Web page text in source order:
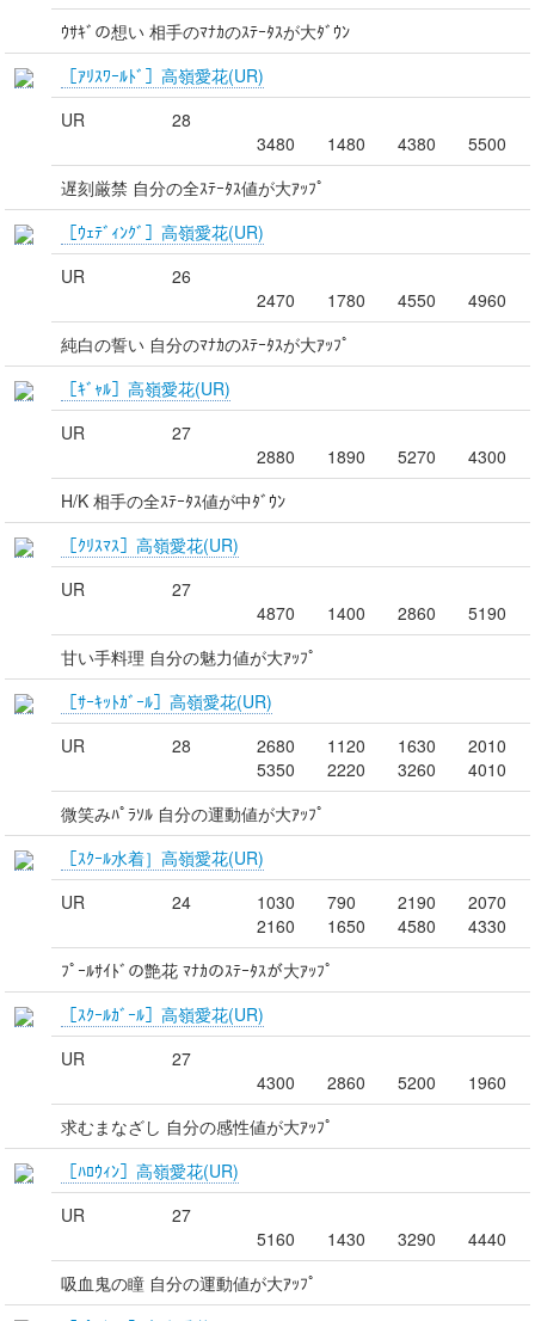
ｳｻｷﾞの想い 相手のﾏﾅｶのｽﾃｰﾀｽが大ﾀﾞｳﾝ
［ｱﾘｽﾜｰﾙﾄﾞ］高嶺愛花(UR)
UR
28
3480
1480 4380
5500
遅刻厳禁 自分の全ｽﾃｰﾀｽ値が大ｱｯﾌﾟ
［ｳｪﾃﾞｨﾝｸﾞ］高嶺愛花(UR)
UR
26
2470
1780 4550
4960
純白の誓い 自分のﾏﾅｶのｽﾃｰﾀｽが大ｱｯﾌﾟ
［ｷﾞｬﾙ］高嶺愛花(UR)
UR
27
2880
1890 5270
4300
H/K 相手の全ｽﾃｰﾀｽ値が中ﾀﾞｳﾝ
［ｸﾘｽﾏｽ］高嶺愛花(UR)
UR
27
4870
1400 2860
5190
甘い手料理 自分の魅力値が大ｱｯﾌﾟ
［ｻｰｷｯﾄｶﾞｰﾙ］高嶺愛花(UR)
UR
28
2680
5350
1120
2220
1630
3260
2010
4010
微笑みﾊﾟﾗｿﾙ 自分の運動値が大ｱｯﾌﾟ
［ｽｸｰﾙ水着］高嶺愛花(UR)
UR
24
1030
2160
790
1650
2190
4580
2070
4330
ﾌﾟｰﾙｻｲﾄﾞの艶花 ﾏﾅｶのｽﾃｰﾀｽが大ｱｯﾌﾟ
［ｽｸｰﾙｶﾞｰﾙ］高嶺愛花(UR)
UR
27
4300
2860 5200
1960
求むまなざし 自分の感性値が大ｱｯﾌﾟ
［ﾊﾛｳｨﾝ］高嶺愛花(UR)
UR
27
5160
1430 3290
4440
吸血鬼の瞳 自分の運動値が大ｱｯﾌﾟ